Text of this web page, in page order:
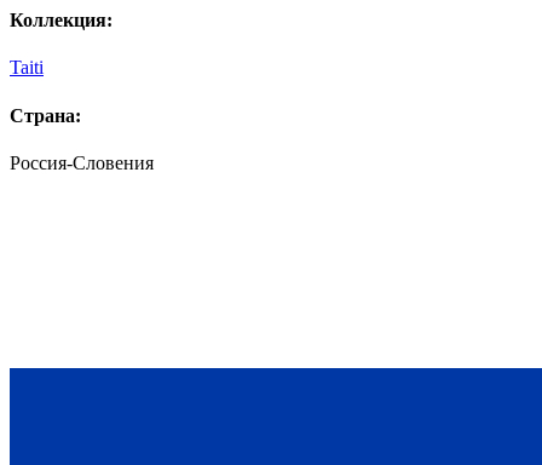
Коллекция:
Taiti
Страна:
Россия-Словения